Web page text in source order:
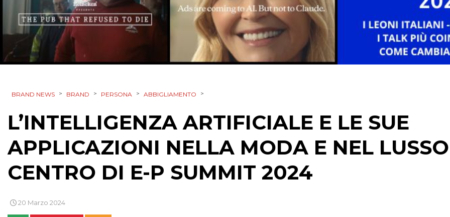
CINEMA
DIGITALE
EDITORIA
TV
BRAND NEWS > BRAND > PERSONA > ABBIGLIAMENTO >
L’INTELLIGENZA ARTIFICIALE E LE SUE
APPLICAZIONI NELLA MODA E NEL
CENTRO DI E-P SUMMIT 2024
20 Marzo 2024